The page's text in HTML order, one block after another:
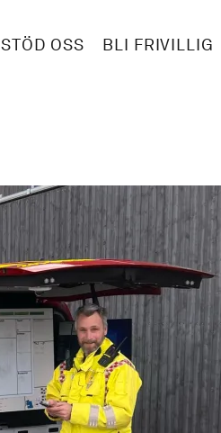
STÖD OSS BLI FRIVILLIG